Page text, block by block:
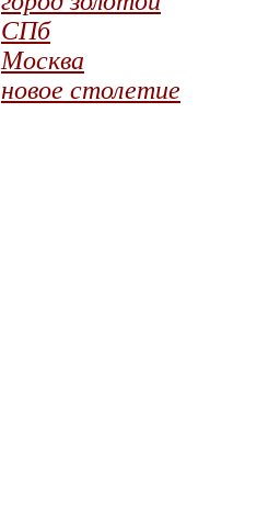
СПб
Москва
новое столетие